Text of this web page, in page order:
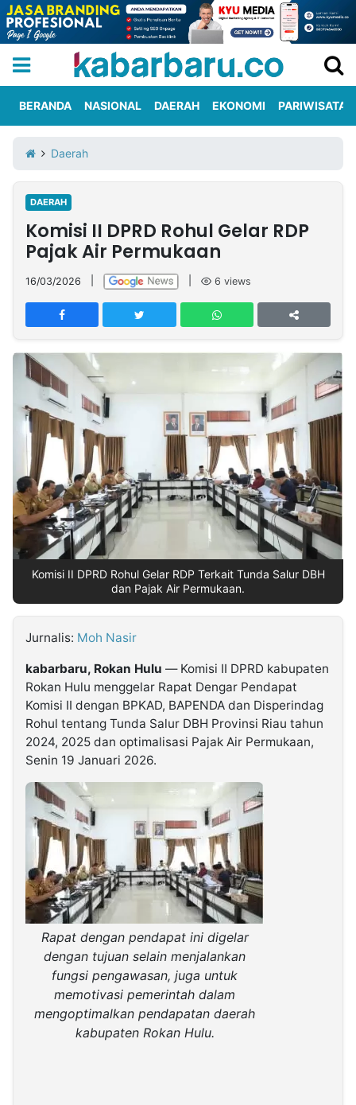
Iklan
Berita
Kami
Nasional
International
Olahraga
Entertainment
Daerah
Pariwisata
Kuliner
Kolom
Network
PT
TREETAN
MULTIMEDIA
INDONESIA
Partner
Insight
NTB
Suara
Time
Lens
IDN
Daily
Jogja
Jalan
Rakyat
Idealita
News
Kita
Notice
Radar
Baru
Seedbacklink
Follow
Kabarbaru
Kabarbaru.co
2026
Kabarbaru
Holding
BERANDA NASIONAL DAERAH EKONOMI PARIWISATA
Daerah
DAERAH
Komisi II DPRD Rohul Gelar RDP
Pajak Air Permukaan
16/03/2026 6 views
Komisi II DPRD Rohul Gelar RDP Terkait Tunda Salur DBH
dan Pajak Air Permukaan.
Jurnalis: Moh Nasir
kabarbaru, Rokan Hulu — Komisi II DPRD kabupaten
Rokan Hulu menggelar Rapat Dengar Pendapat
Komisi II dengan BPKAD, BAPENDA dan Disperindag
Rohul tentang Tunda Salur DBH Provinsi Riau tahun
2024, 2025 dan optimalisasi Pajak Air Permukaan,
Senin 19 Januari 2026.
Rapat dengan pendapat ini digelar
dengan tujuan selain menjalankan
fungsi pengawasan, juga untuk
memotivasi pemerintah dalam
mengoptimalkan pendapatan daerah
kabupaten Rokan Hulu.